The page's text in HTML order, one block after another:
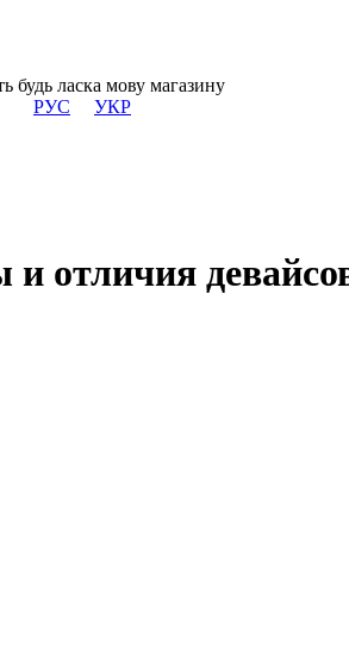
будь ласка мову магазину
РУС
УКР
отличия